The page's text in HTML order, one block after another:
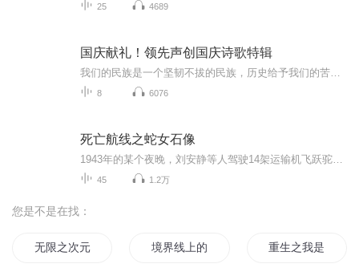
25 4689
国庆献礼！领先声创国庆诗歌特辑
8 6076
死亡航线之蛇女石像
45 1.2万
您是不是在找：
无限之次元航线 境界线上的维度线 重生之我是航海王